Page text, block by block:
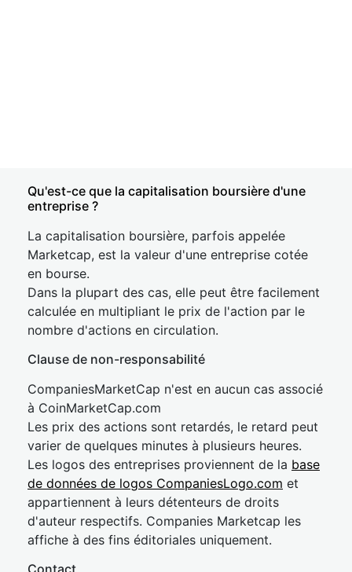
Qu'est-ce que la capitalisation boursière d'une
entreprise ?
La capitalisation boursière, parfois appelée
Marketcap, est la valeur d'une entreprise cotée
en bourse.
Dans la plupart des cas, elle peut être facilement
calculée en multipliant le prix de l'action par le
nombre d'actions en circulation.
Clause de non-responsabilité
CompaniesMarketCap n'est en aucun cas associé
à CoinMarketCap.com
Les prix des actions sont retardés, le retard peut
varier de quelques minutes à plusieurs heures.
Les logos des entreprises proviennent de la base
de données de logos CompaniesLogo.com et
appartiennent à leurs détenteurs de droits
d'auteur respectifs. Companies Marketcap les
affiche à des fins éditoriales uniquement.
Contact